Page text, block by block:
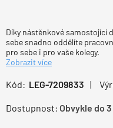
Díky nástěnkové samostojící
sebe snadno oddělíte
pro sebe i pro vaše kolegy.
Zobrazit více
Kód: LEG-7209833
Dostupnost: Obvykle do